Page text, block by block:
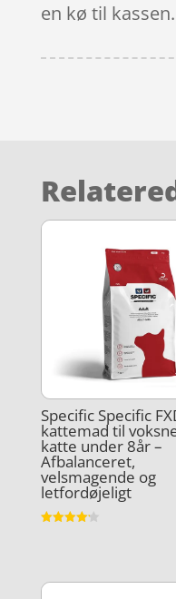
en kø til kassen.
Specific Specific
kattemad til
katte under 8år –
Afbalanceret,
velsmagende og
letfordøjeligt